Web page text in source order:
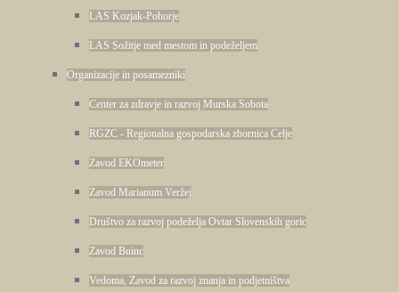
LAS Kozjak-Pohorje
LAS Sožitje med mestom in podeželjem
Organizacije in posamezniki
Center za zdravje in razvoj Murska Sobota
RGZC - Regionalna gospodarska zbornica Celje
Zavod EKOmeter
Zavod Marianum Veržej
Društvo za razvoj podeželja Ovtar Slovenskih goric
Zavod Buinc
Vedoma, Zavod za razvoj znanja in podjetništva